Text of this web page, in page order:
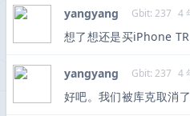
yangyang Gbit: 237 4
想了想还是买iPhone TR
yangyang Gbit: 237 4
好吧。我们被库克取消了